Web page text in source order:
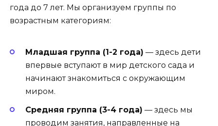
года до 7 лет. Мы организуем группы по
возрастным категориям:
Младшая группа (1-2 года) — здесь дети
впервые вступают в мир детского сада и
начинают знакомиться с окружающим
миром.
Средняя группа (3-4 года) — здесь мы
проводим занятия, направленные на